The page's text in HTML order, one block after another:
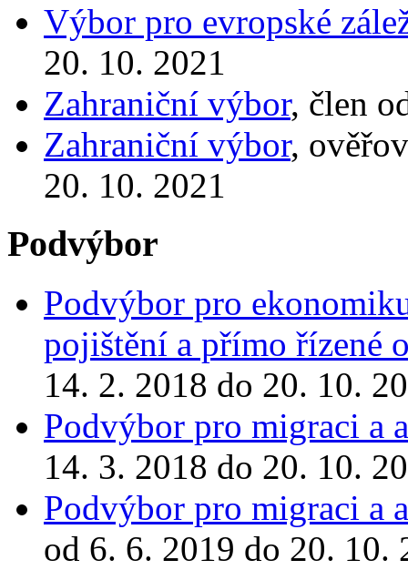
Výbor pro evropské
20. 10. 2021
Zahraniční výbor, člen
Zahraniční výbor,
20. 10. 2021
Podvýbor
Podvýbor pro
pojištění a přímo řízené
14. 2. 2018 do 20. 10.
Podvýbor pro migraci a
14. 3. 2018 do 20. 10.
Podvýbor pro migraci a
od 6. 6. 2019 do 20. 10.